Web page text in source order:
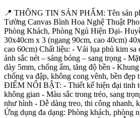
📍 THÔNG TIN SẢN PHẨM: Tên sản
Tường Canvas Bình Hoa Nghệ Thuật
Phòng Khách, Phòng Ngủ Hiện Đại-
30x40cm x 3 (ngang 90cm, cao 40cm)
cao 60cm) Chất liệu: - Vải lụa phủ kim
ảnh sắc nét – sáng bóng – sang trọng -
dày 5mm, chống ẩm, tăng độ bền -
chống va đập, không cong vênh, bền
ĐIỂM NỔI BẬT: - Thiết kế hiện đại tinh
không gian - Màu sắc trong trẻo, sang
như hình - Dễ dàng treo, thi công nhanh,
Ứng dụng đa dạng: Phòng khách, phòng